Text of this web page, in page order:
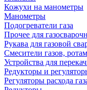
Кожухи на манометры
Манометры
Подогреватели газа
Прочее для
Рукава для газовой
Смесители газов,
Устройства для
Редукторы и
Регуляторы расхода